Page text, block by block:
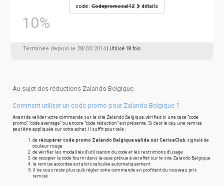
10%
code :Codepromozal12 détails
Terminée depuis le 28/02/2014 | Utilisé 18 fois
Au sujet des réductions Zalando Belgique
Comment utiliser un code promo pour Zalando Belgique ?
Avant de valider votre commande sur le site Zalando Belgique, vérifiez si une case "code
promo", "code avantage" ou encore "code réduction" est présente. Si c'est le cas, une remise
peut être appliquée sur votre achat. Il suffit pour cela :
de récupérer code promo Zalando Belgique valide sur CeriseClub, signalé de
couleur rouge
de vérifier les modalités d'utilisation du code et les restrictions d'usage
de recopier le code fourni dans la case prévue à cet effet sur le site Zalando Belgique
la remise accordée est alors calculée automatiquement
il ne vous reste plus qu'à régler votre commande en profitant du nouveau prix
remisé